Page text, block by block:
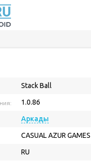
Stack Ball
1.0.86
Аркады
CASUAL AZUR GAMES
RU